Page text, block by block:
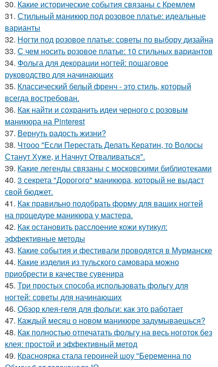
30. Какие исторические события связаны с Кремлем
31. Стильный маникюр под розовое платье: идеальные
варианты
32. Ногти под розовое платье: советы по выбору дизайна
33. С чем носить розовое платье: 10 стильных вариантов
34. Фольга для декорации ногтей: пошаговое
руководство для начинающих
35. Классический белый френч - это стиль, который
всегда востребован.
36. Как найти и сохранить идеи черного с розовым
маникюра на Pinterest
37. Вернуть радость жизни?
38. Чтооо "Если Перестать Делать Кератин, то Волосы
Станут Хуже, и Начнут Отваливаться".
39. Какие легенды связаны с московскими библиотеками
40. 3 секрета "Дорогого" маникюра, который не выдаст
свой бюджет.
41. Как правильно подобрать форму для ваших ногтей
на процедуре маникюра у мастера.
42. Как остановить расслоение кожи кутикул:
эффективные методы
43. Какие события и фестивали проводятся в Мурманске
44. Какие изделия из тульского самовара можно
приобрести в качестве сувенира
45. Три простых способа использовать фольгу для
ногтей: советы для начинающих
46. Обзор клея-геля для фольги: как это работает
47. Каждый месяц о новом маникюре задумываешься?
48. Как полностью отпечатать фольгу на весь ноготок без
клея: простой и эффективный метод
49. Красноярка стала героиней шоу "Беременна по